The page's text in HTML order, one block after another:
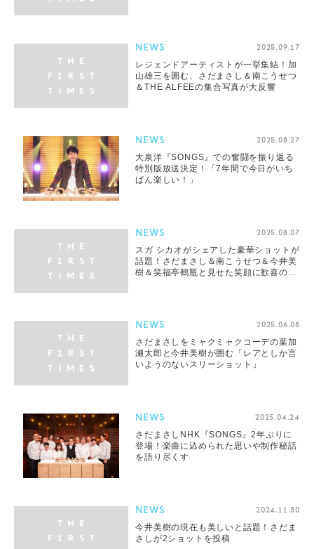
NEWS 2025.09.17
レジェンドアーティストが一挙集結！加
山雄三を囲む、さだまさし＆南こうせつ
＆THE ALFEEの集合写真が大反響
NEWS 2025.08.27
大泉洋『SONGS』での奮闘を振り返る
特別版放送決定！「7年間で今日がいち
ばん楽しい！」
NEWS 2025.08.07
スガ シカオがシェアした豪華ショットが
話題！さだまさし＆南こうせつ＆今井美
樹＆笑福亭鶴瓶と見せた笑顔に歓喜の声
NEWS 2025.06.08
さだまさしをミャクミャクコーデの葉加
瀬太郎と今井美樹が囲む「レアとしか言
いようのないスリーショット」
NEWS 2025.04.24
さだまさしNHK『SONGS』2年ぶりに
登場！楽曲に込められた思いや制作秘話
を語り尽くす
NEWS 2024.11.30
今井美樹の現在も美しいと話題！さだま
さしが2ショットを投稿